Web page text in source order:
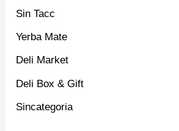
Sin Tacc
Yerba Mate
Deli Market
Deli Box & Gift
Sincategoria